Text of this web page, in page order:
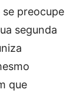
preocupe
segunda
que